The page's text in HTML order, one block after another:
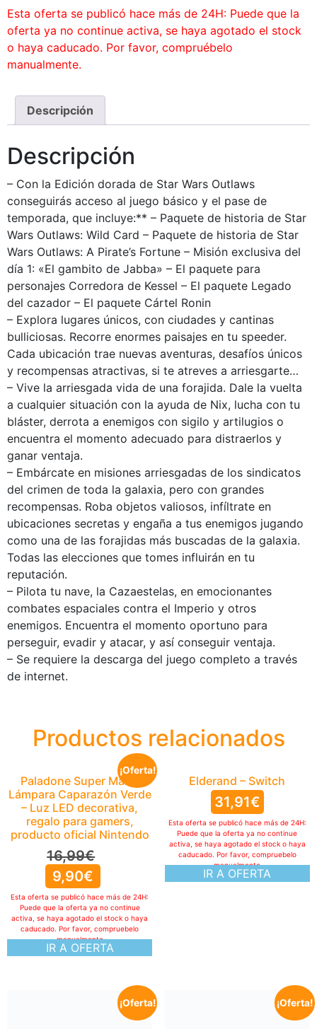
Esta oferta se publicó hace más de 24H: Puede que la
oferta ya no continue activa, se haya agotado el stock
o haya caducado. Por favor, compruébelo
manualmente.
Descripción
Descripción
– Con la Edición dorada de Star Wars Outlaws
conseguirás acceso al juego básico y el pase de
temporada, que incluye:** – Paquete de historia de Star
Wars Outlaws: Wild Card – Paquete de historia de Star
Wars Outlaws: A Pirate’s Fortune – Misión exclusiva del
día 1: «El gambito de Jabba» – El paquete para
personajes Corredora de Kessel – El paquete Legado
del cazador – El paquete Cártel Ronin
– Explora lugares únicos, con ciudades y cantinas
bulliciosas. Recorre enormes paisajes en tu speeder.
Cada ubicación trae nuevas aventuras, desafíos únicos
y recompensas atractivas, si te atreves a arriesgarte…
– Vive la arriesgada vida de una forajida. Dale la vuelta
a cualquier situación con la ayuda de Nix, lucha con tu
bláster, derrota a enemigos con sigilo y artilugios o
encuentra el momento adecuado para distraerlos y
ganar ventaja.
– Embárcate en misiones arriesgadas de los sindicatos
del crimen de toda la galaxia, pero con grandes
recompensas. Roba objetos valiosos, infíltrate en
ubicaciones secretas y engaña a tus enemigos jugando
como una de las forajidas más buscadas de la galaxia.
Todas las elecciones que tomes influirán en tu
reputación.
– Pilota tu nave, la Cazaestelas, en emocionantes
combates espaciales contra el Imperio y otros
enemigos. Encuentra el momento oportuno para
perseguir, evadir y atacar, y así conseguir ventaja.
– Se requiere la descarga del juego completo a través
de internet.
Productos relacionados
¡Oferta!
Paladone Super Mario
Lámpara Caparazón Verde
– Luz LED decorativa,
regalo para gamers,
producto oficial Nintendo
16,99€
9,90€
IR A OFERTA
Esta oferta se publicó hace más de 24H:
Puede que la oferta ya no continue
activa, se haya agotado el stock o haya
caducado. Por favor, compruebelo
manualmente
Elderand – Switch
31,91€
IR A OFERTA
Esta oferta se publicó hace más de 24H:
Puede que la oferta ya no continue
activa, se haya agotado el stock o haya
caducado. Por favor, compruebelo
manualmente
¡Oferta! ¡Oferta!